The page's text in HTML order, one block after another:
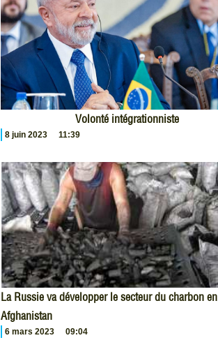
Volonté intégrationniste
8 juin 2023 11:39
La Russie va développer le secteur du charbon en
Afghanistan
6 mars 2023 09:04